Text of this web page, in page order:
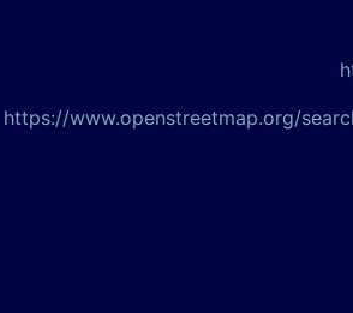
https://www.openstreetmap.org/